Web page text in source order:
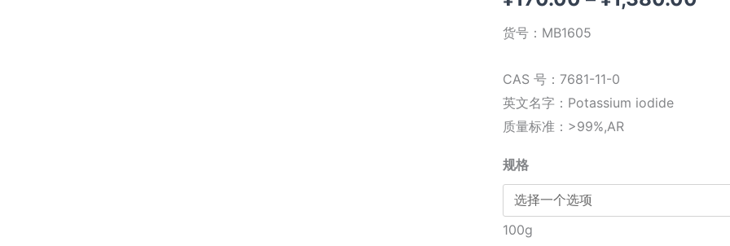
货号： MB1605
CAS 号：7681-11-0
英文名字：Potassium iodide
质量标准：>99%,AR
规格
100g